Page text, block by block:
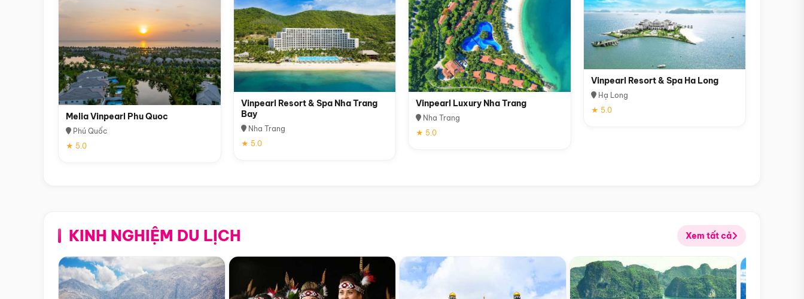
Melia Vinpearl Phu Quoc
Phú Quốc
★ 5.0
Vinpearl Resort & Spa Nha Trang
Bay
Nha Trang
★ 5.0
Vinpearl Luxury Nha Trang
Nha Trang
★ 5.0
Vinpearl Resort & Spa Ha Long
Hạ Long
★ 5.0
KINH NGHIỆM DU LỊCH Xem tất cả